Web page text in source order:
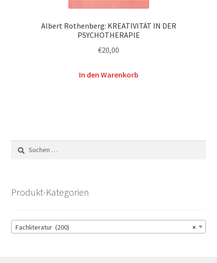
Albert Rothenberg: KREATIVITÄT IN DER
PSYCHOTHERAPIE
€20,00
In den Warenkorb
Suchen
nach:
Produkt-Kategorien
×
Fachliteratur (200)